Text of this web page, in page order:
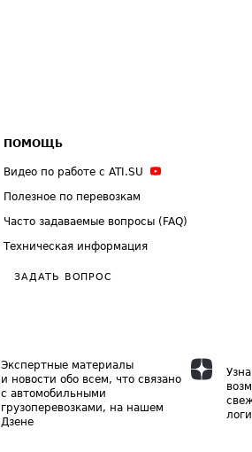
ПОМОЩЬ
Видео по работе с ATI.SU
Полезное по перевозкам
Часто задаваемые вопросы (FAQ)
Техническая информация
ЗАДАТЬ ВОПРОС
Экспертные материалы
и новости обо всем, что связано
с автомобильными
грузоперевозками, на нашем
Дзене